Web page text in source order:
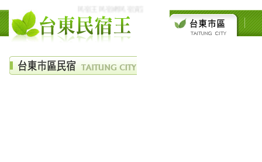
民宿王民宿網民宿資訊網台東花東花蓮綠島民宿住宿旅遊